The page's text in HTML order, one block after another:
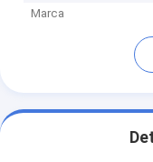
Marca